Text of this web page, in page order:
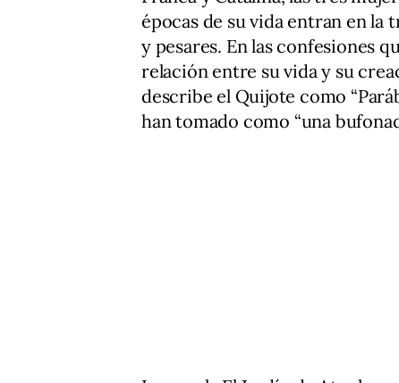
épocas de su vida entran en la
y pesares. En las confesiones
relación entre su vida y su
describe el Quijote como
han tomado como “una